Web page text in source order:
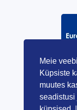
Meie
Küpsiste
muutes
seadistusi